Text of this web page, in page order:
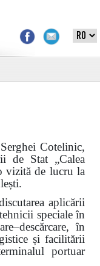
Cotelinic,
de Stat „Calea
vizită de lucru la
aplicării
speciale în
în
și facilitării
portuar